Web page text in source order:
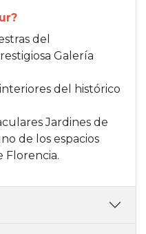
del
Galería
del histórico
Jardines de
de los espacios
Florencia.